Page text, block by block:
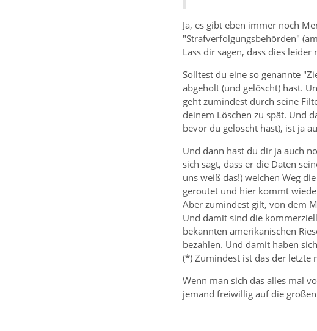
Ja, es gibt eben immer noch
"Strafverfolgungsbehörden"
Lass dir sagen, dass dies
Solltest du eine so genannte
abgeholt (und gelöscht) hast.
geht zumindest durch seine
deinem Löschen zu spät. Und
bevor du gelöscht hast), ist ja
Und dann hast du dir ja auch
sich sagt, dass er die Daten
uns weiß das!) welchen Weg
geroutet und hier kommt
Aber zumindest gilt, von dem
Und damit sind die
bekannten amerikanischen
bezahlen. Und damit haben
(*) Zumindest ist das der letzte
Wenn man sich das alles mal
jemand freiwillig auf die